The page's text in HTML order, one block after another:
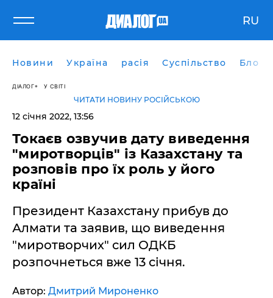
RU
Новини Україна расія Суспільство Блоги
ДІАЛОГ У СВІТІ
ЧИТАТИ НОВИНУ РОСІЙСЬКОЮ
12 січня 2022, 13:56
Токаєв озвучив дату виведення
"миротворців" із Казахстану та
розповів про їх роль у його
країні
Президент Казахстану прибув до
Алмати та заявив, що виведення
"миротворчих" сил ОДКБ
розпочнеться вже 13 січня.
Автор: Дмитрий Мироненко